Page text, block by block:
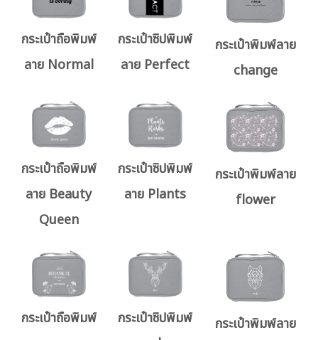
กระเป๋าถือพิมพ์
ลาย Normal
กระเป๋าซิปพิมพ์
ลาย Perfect
กระเป๋าพิมพ์ลาย
change
กระเป๋าถือพิมพ์
ลาย Beauty
Queen
กระเป๋าซิปพิมพ์
ลาย Plants
กระเป๋าพิมพ์ลาย
flower
กระเป๋าถือพิมพ์
กระเป๋าซิปพิมพ์
กระเป๋าพิมพ์ลาย